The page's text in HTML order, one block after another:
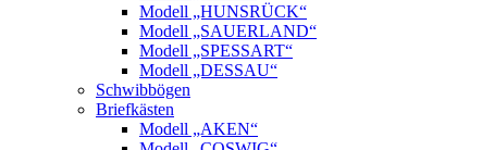
Modell „HUNSRÜCK“
Modell „SAUERLAND“
Modell „SPESSART“
Modell „DESSAU“
Schwibbögen
Briefkästen
Modell „AKEN“